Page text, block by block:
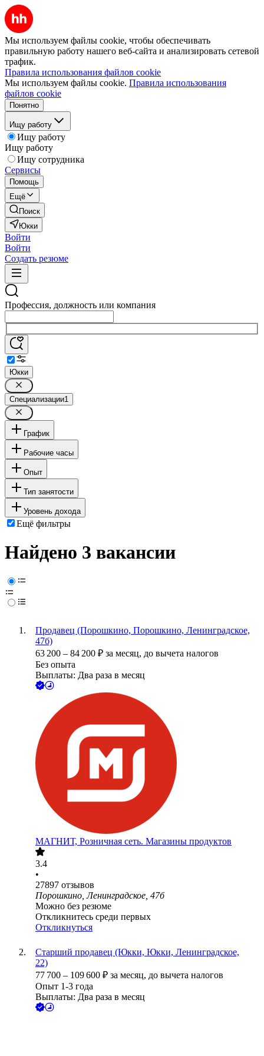
Мы используем файлы cookie, чтобы обеспечивать
правильную работу нашего веб-сайта и анализировать сетевой
трафик.
Правила использования файлов cookie
Мы используем файлы cookie. Правила использования
файлов cookie
Понятно
Ищу работу
Ищу работу
Ищу работу
Ищу сотрудника
Сервисы
Помощь
Ещё
Поиск
Юкки
Войти
Войти
Создать резюме
Профессия, должность или компания
Юкки
Специализации1
График
Рабочие часы
Опыт
Тип занятости
Уровень дохода
Ещё фильтры
Найдено 3 вакансии
Продавец (Порошкино, Порошкино, Ленинградское,
47б)
63 200 – 84 200 ₽ за месяц, до вычета налогов
Без опыта
Выплаты: Два раза в месяц
МАГНИТ, Розничная сеть. Магазины продуктов
3.4
•
27897 отзывов
Порошкино, Ленинградское, 47б
Можно без резюме
Откликнитесь среди первых
Откликнуться
Старший продавец (Юкки, Юкки, Ленинградское,
22)
77 700 – 109 600 ₽ за месяц, до вычета налогов
Опыт 1-3 года
Выплаты: Два раза в месяц